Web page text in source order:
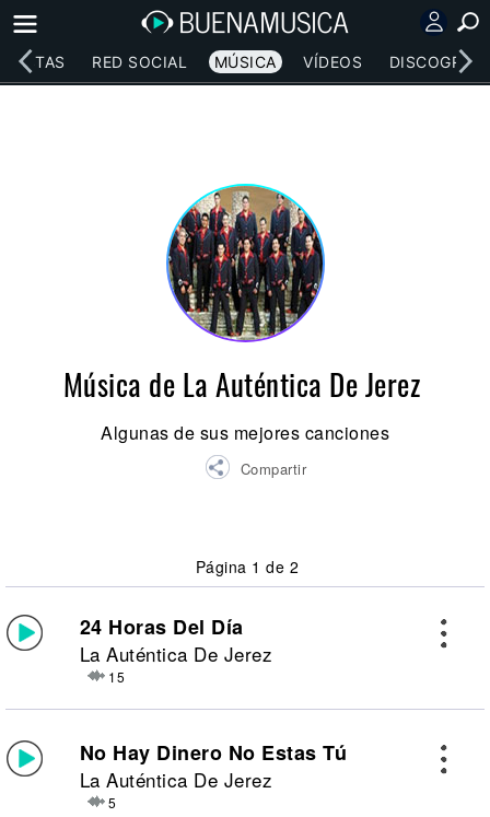
RED SOCIAL MÚSICA VÍDEOS
Música de La Auténtica De Jerez
Algunas de sus mejores canciones
Compartir
Página 1 de 2
24 Horas Del Día
La Auténtica De Jerez
15
No Hay Dinero No Estas Tú
La Auténtica De Jerez
5